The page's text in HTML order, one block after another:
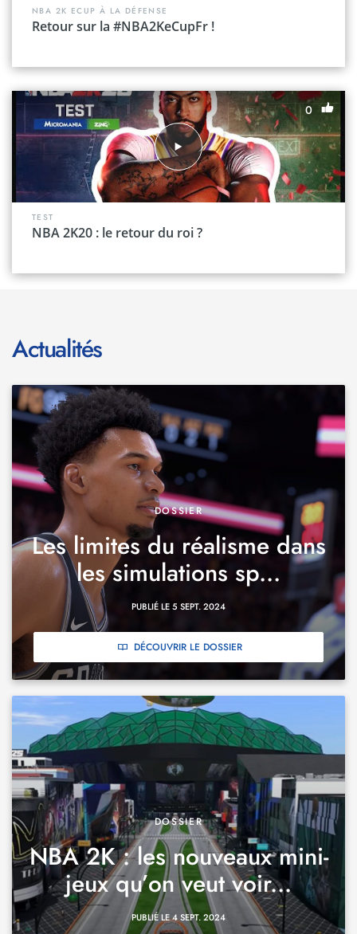
NBA 2K ECUP À LA DÉFENSE
Retour sur la #NBA2KeCupFr !
0
TEST
NBA 2K20 : le retour du roi ?
Actualités
DOSSIER
Les limites du réalisme dans
les simulations sp...
PUBLIÉ LE 5 SEPT. 2024
DÉCOUVRIR LE DOSSIER
DOSSIER
NBA 2K : les nouveaux mini-
jeux qu’on veut voir...
PUBLIÉ LE 4 SEPT. 2024